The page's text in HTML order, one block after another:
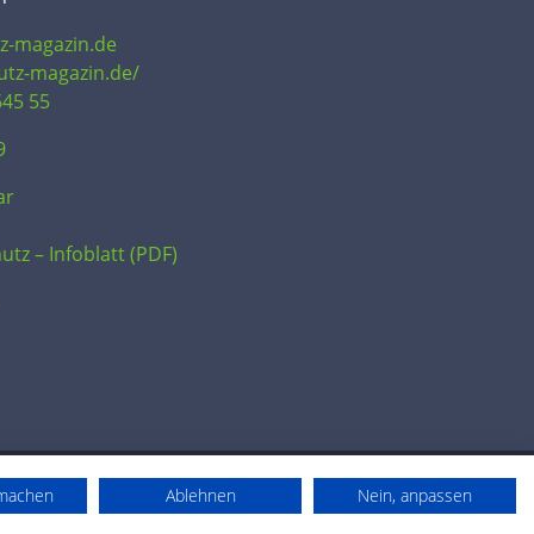
magazin.de
magazin.de/
55
– Infoblatt (PDF)
Ablehnen Nein, anpassen